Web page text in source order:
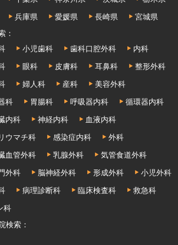
兵庫県 愛媛県 長崎県
宮城県
：
小児歯科 歯科口腔外科
内科
眼科 皮膚科 耳鼻科
整形外科
婦人科 産科
美容外科
科 胃腸科 呼吸器内科
循環器内科
内科 神経内科
血液内科
リウマチ科 感染症内科
外科
血管外科 乳腺外科
気管食道外科
外科 脳神経外科 形成外科
小児外科
病理診断科 臨床検査科
救急科
科
検索：